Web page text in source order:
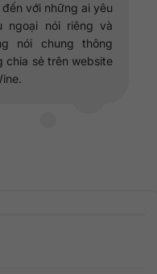
với những ai yêu
ngoại nói riêng và
nói chung thông
chia sẻ trên website